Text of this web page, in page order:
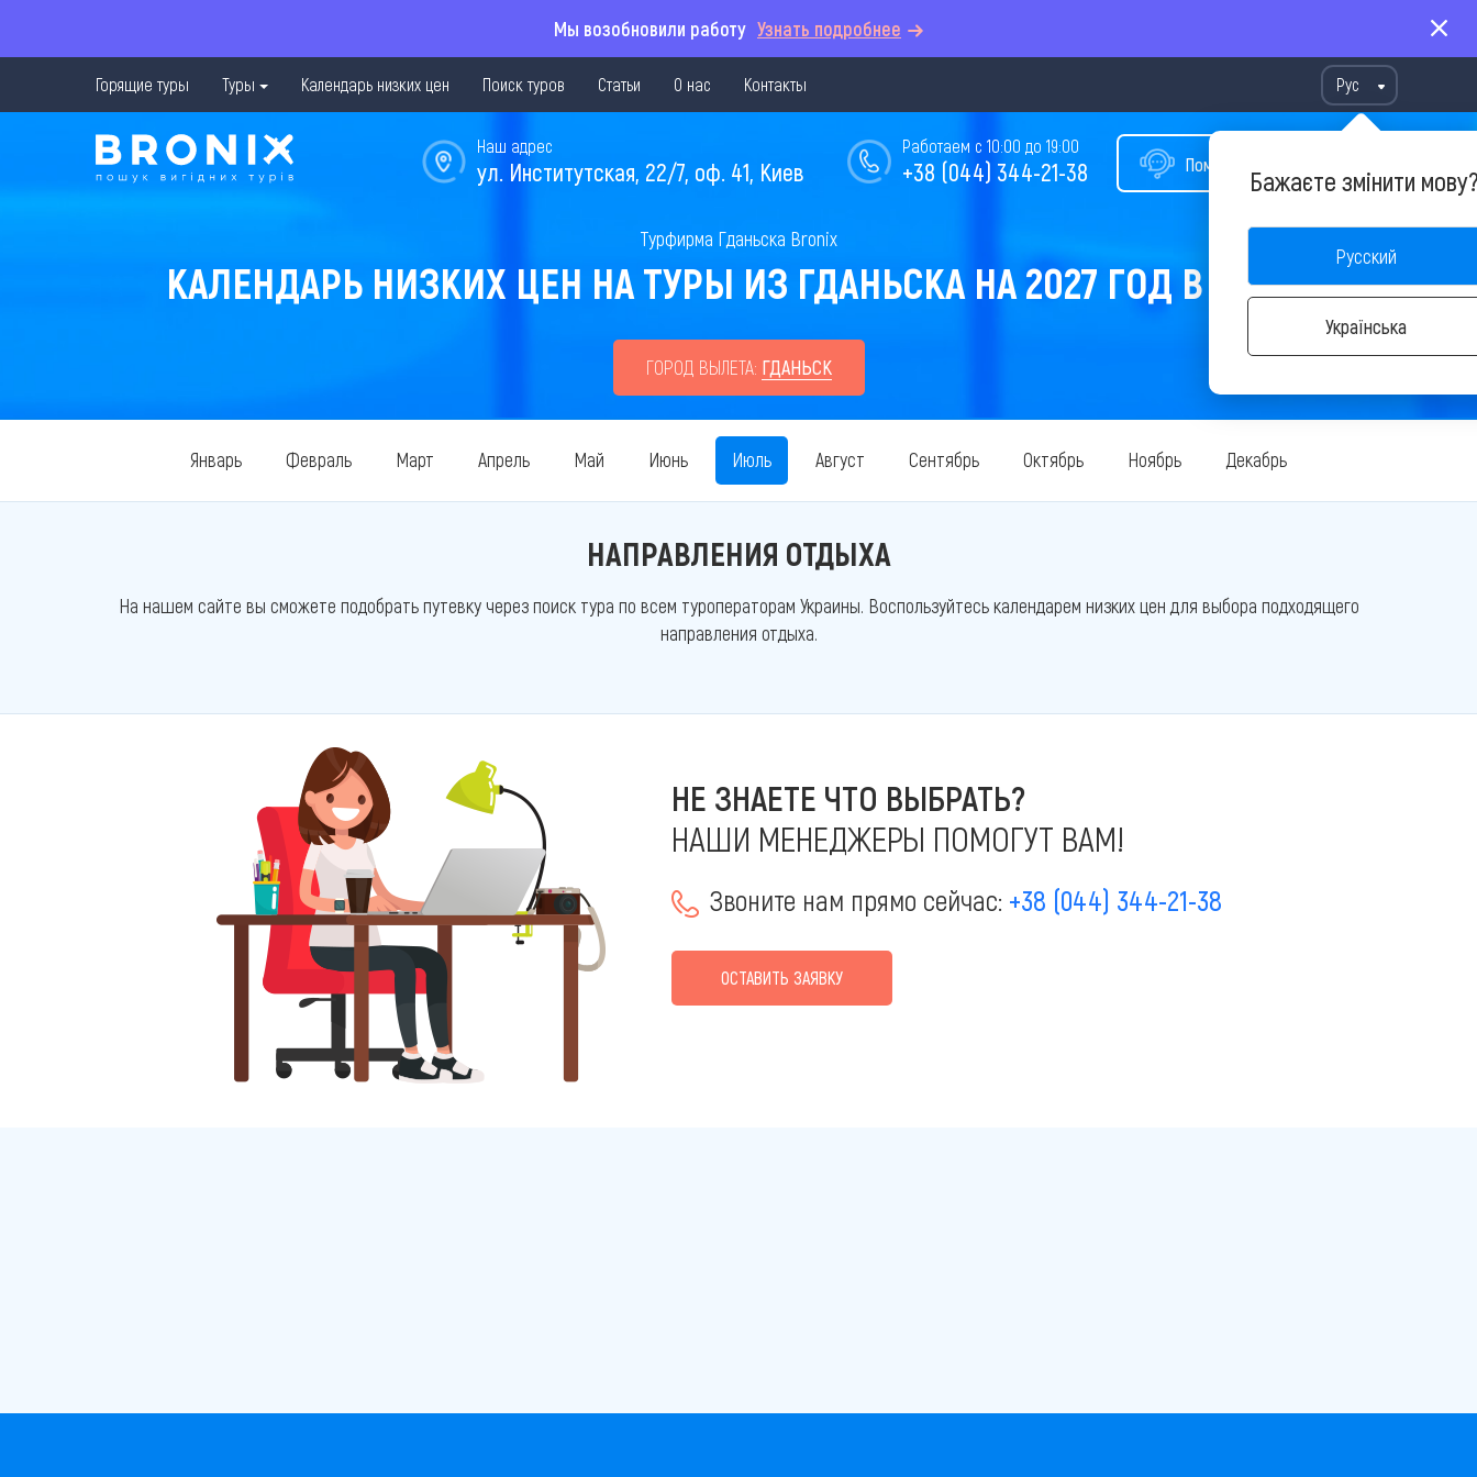
Мы возобновили работу Узнать подробнее
Горящие туры Туры Календарь низких цен Поиск туров Статьи О нас Контакты Рус
Бажаєте змінити
Русский
Українська
Помощь в подборе тура
Работаем с 10:00 до 19:00
+38 (044) 344-21-38
Наш адрес
ул. Институтская, 22/7, оф. 41, Киев
Турфирма Гданьска Bronix
КАЛЕНДАРЬ НИЗКИХ ЦЕН НА ТУРЫ ИЗ ГДАНЬСКА НА 2027 ГОД В ИЮЛЕ
ГОРОД ВЫЛЕТА: ГДАНЬСК
Январь Февраль Март Апрель Май Июнь Июль Август Сентябрь Октябрь Ноябрь Декабрь
НАПРАВЛЕНИЯ ОТДЫХА
На нашем сайте вы сможете подобрать путевку через поиск тура по всем туроператорам Украины. Воспользуйтесь календарем низких цен для выбора подходящего
направления отдыха.
НЕ ЗНАЕТЕ ЧТО ВЫБРАТЬ?
НАШИ МЕНЕДЖЕРЫ ПОМОГУТ ВАМ!
Звоните нам прямо сейчас: +38 (044) 344-21-38
ОСТАВИТЬ ЗАЯВКУ